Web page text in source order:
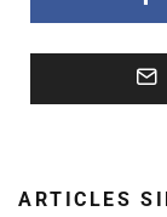
ARTICLES